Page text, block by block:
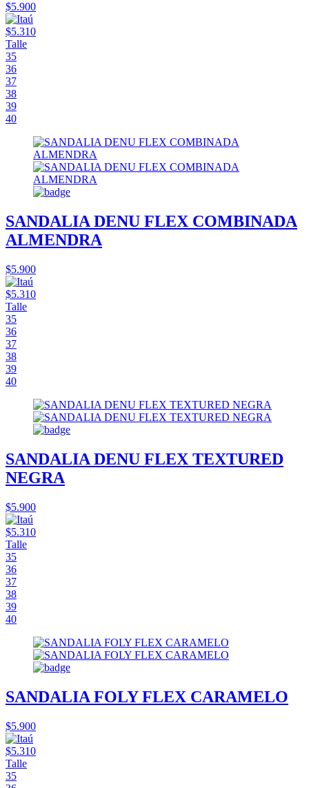
$5.900
$5.310
Talle
35
36
37
38
39
40
SANDALIA DENU FLEX COMBINADA
ALMENDRA
$5.900
$5.310
Talle
35
36
37
38
39
40
SANDALIA DENU FLEX TEXTURED
NEGRA
$5.900
$5.310
Talle
35
36
37
38
39
40
SANDALIA FOLY FLEX CARAMELO
$5.900
$5.310
Talle
35